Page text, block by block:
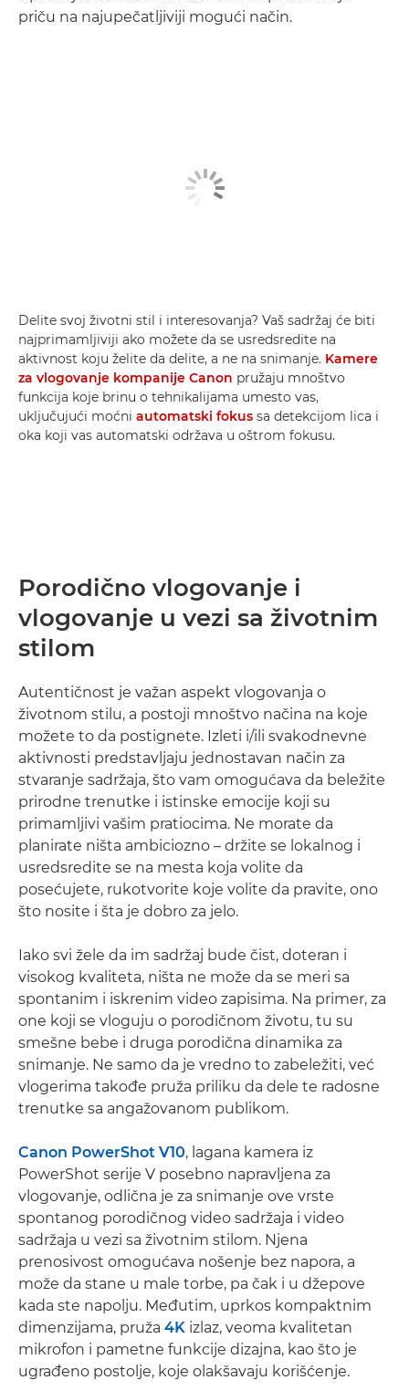
priču na najupečatljiviji mogući način.
Delite svoj životni stil i interesovanja? Vaš sadržaj će biti
najprimamljiviji ako možete da se usredsredite na
aktivnost koju želite da delite, a ne na snimanje. Kamere
za vlogovanje kompanije Canon pružaju mnoštvo
funkcija koje brinu o tehnikalijama umesto vas,
uključujući moćni automatski fokus sa detekcijom lica i
oka koji vas automatski održava u oštrom fokusu.
Porodično vlogovanje i
vlogovanje u vezi sa životnim
stilom
Autentičnost je važan aspekt vlogovanja o
životnom stilu, a postoji mnoštvo načina na koje
možete to da postignete. Izleti i/ili svakodnevne
aktivnosti predstavljaju jednostavan način za
stvaranje sadržaja, što vam omogućava da beležite
prirodne trenutke i istinske emocije koji su
primamljivi vašim pratiocima. Ne morate da
planirate ništa ambiciozno – držite se lokalnog i
usredsredite se na mesta koja volite da
posećujete, rukotvorite koje volite da pravite, ono
što nosite i šta je dobro za jelo.
Iako svi žele da im sadržaj bude čist, doteran i
visokog kvaliteta, ništa ne može da se meri sa
spontanim i iskrenim video zapisima. Na primer, za
one koji se vloguju o porodičnom životu, tu su
smešne bebe i druga porodična dinamika za
snimanje. Ne samo da je vredno to zabeležiti, već
vlogerima takođe pruža priliku da dele te radosne
trenutke sa angažovanom publikom.
Canon PowerShot V10, lagana kamera iz
PowerShot serije V posebno napravljena za
vlogovanje, odlična je za snimanje ove vrste
spontanog porodičnog video sadržaja i video
sadržaja u vezi sa životnim stilom. Njena
prenosivost omogućava nošenje bez napora, a
može da stane u male torbe, pa čak i u džepove
kada ste napolju. Međutim, uprkos kompaktnim
dimenzijama, pruža 4K izlaz, veoma kvalitetan
mikrofon i pametne funkcije dizajna, kao što je
ugrađeno postolje, koje olakšavaju korišćenje.